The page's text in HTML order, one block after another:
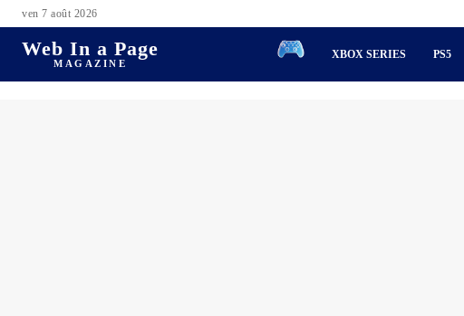
ven 7 août 2026
Web In a Page
MAGAZINE
XBOX SERIES PS5